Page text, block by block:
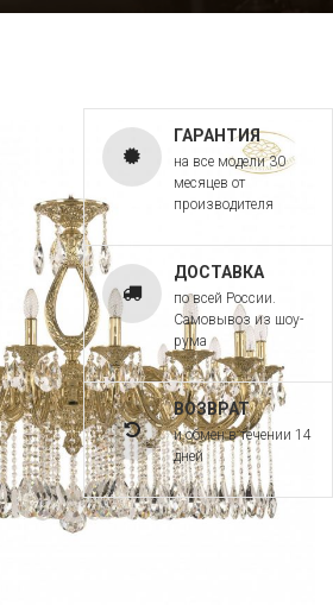
ГАРАНТИЯ
на все модели 30
месяцев от
производителя
ДОСТАВКА
по всей России.
Самовывоз из шоу-
рума
ВОЗВРАТ
и обмен в течении 14
дней